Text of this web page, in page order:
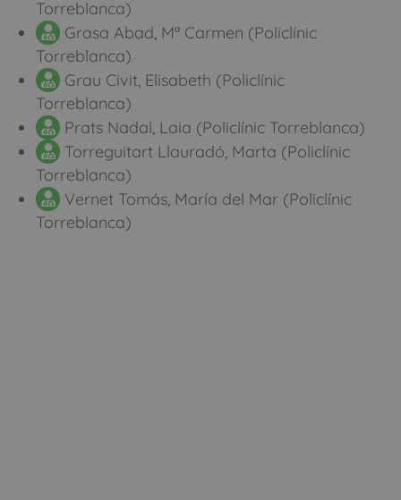
Torreblanca)
Grasa Abad, Mª Carmen (Policlínic
Torreblanca)
Grau Civit, Elisabeth (Policlínic
Torreblanca)
Prats Nadal, Laia (Policlínic Torreblanca)
Torreguitart Llauradó, Marta (Policlínic
Torreblanca)
Vernet Tomás, María del Mar (Policlínic
Torreblanca)